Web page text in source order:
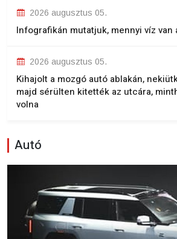
2026 augusztus 05.
Infografikán mutatjuk, mennyi víz van
2026 augusztus 05.
Kihajolt a mozgó autó ablakán,
majd sérülten kitették az utcára,
volna
Autó